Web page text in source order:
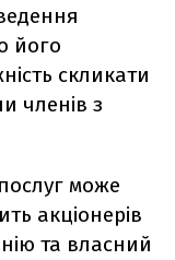
його
скликати
членів з
може
акціонерів
та власний